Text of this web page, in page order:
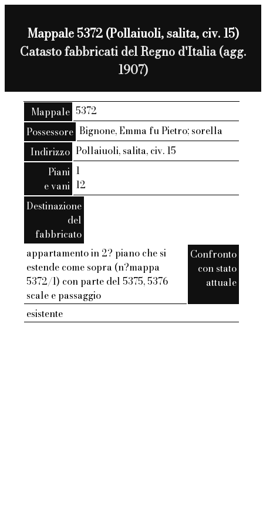
Mappale 5372 (Pollaiuoli, salita, civ. 15)
Catasto fabbricati del Regno d'Italia (agg.
1907)
Mappale 5372
Possessore Bignone, Emma fu Pietro; sorella
Indirizzo Pollaiuoli, salita, civ. 15
Piani
e vani
1
12
Destinazione
del
fabbricato
appartamento in 2? piano che si
estende come sopra (n?mappa
5372/1) con parte del 5375, 5376
scale e passaggio
Confronto
con stato
attuale
esistente